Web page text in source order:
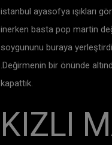
istanbul ayasofya ışıkları
inerken basta pop martin
soygununu buraya
.Değirmenin bir önünde
kapattık.
KIZLI